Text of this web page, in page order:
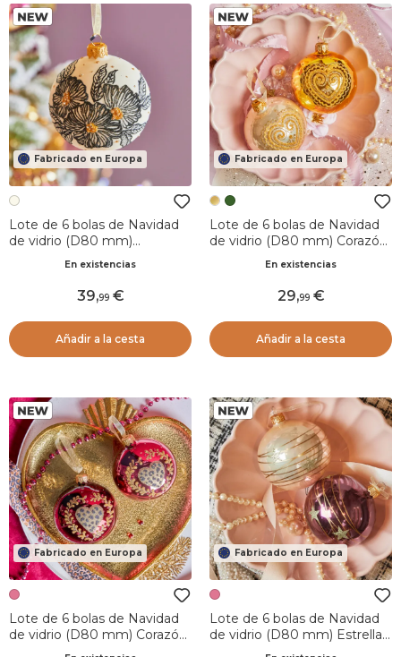
Fabricado en Europa
Lote de 6 bolas de Navidad
de vidrio (D80 mm)
Arabesco Floral Negro y
blanco lanaEn existencias
39,99
Añadir a la cesta
Fabricado en Europa
Lote de 6 bolas de Navidad
de vidrio (D80 mm) Corazón
de amor Oro y perla
En existencias
29,99
Añadir a la cesta
Fabricado en Europa
Lote de 6 bolas de Navidad
de vidrio (D80 mm) Corazón
leopardo Rosa oscuro
Fabricado en Europa
Lote de 6 bolas de Navidad
de vidrio (D80 mm) Estrellas
fugaces Perla y rosa oscuro